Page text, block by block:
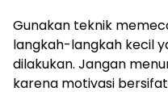
Gunakan teknik
langkah-langkah kecil
dilakukan. Jangan
karena motivasi